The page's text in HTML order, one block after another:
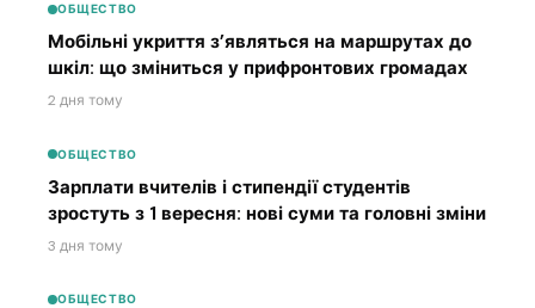
ОБЩЕСТВО
Мобільні укриття з’являться на маршрутах до
шкіл: що зміниться у прифронтових громадах
2 дня тому
ОБЩЕСТВО
Зарплати вчителів і стипендії студентів
зростуть з 1 вересня: нові суми та головні зміни
3 дня тому
ОБЩЕСТВО